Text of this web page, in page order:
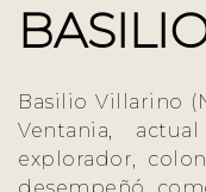
Basilio Villarino
Ventania,
explorador,